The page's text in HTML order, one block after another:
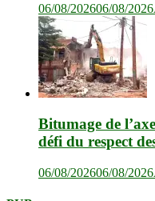
06/08/202606/08/2026
Bitumage de
défi du respect
06/08/202606/08/2026